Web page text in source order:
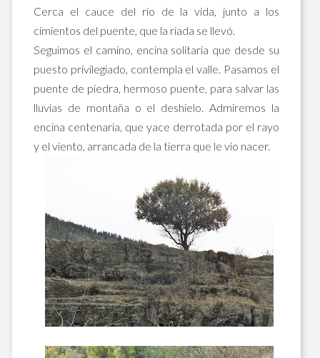
Cerca el cauce del río de la vida, junto a los
cimientos del puente, que la riada se llevó.
Seguimos el camino, encina solitaria que desde su
puesto privilegiado, contempla el valle. Pasamos el
puente de piedra, hermoso puente, para salvar las
lluvias de montaña o el deshielo. Admiremos la
encina centenaria, que yace derrotada por el rayo
y el viento, arrancada de la tierra que le vio nacer.